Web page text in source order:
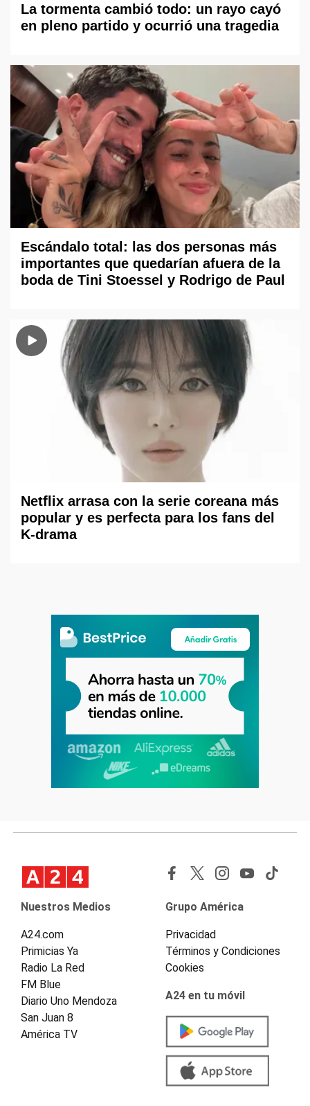
La tormenta cambió todo: un rayo cayó
en pleno partido y ocurrió una tragedia
Escándalo total: las dos personas más
importantes que quedarían afuera de la
boda de Tini Stoessel y Rodrigo de Paul
Netflix arrasa con la serie coreana más
popular y es perfecta para los fans del
K-drama
Nuestros Medios
A24.com
Primicias Ya
Radio La Red
FM Blue
Diario Uno Mendoza
San Juan 8
América TV
Grupo América
Privacidad
Términos y Condiciones
Cookies
A24 en tu móvil